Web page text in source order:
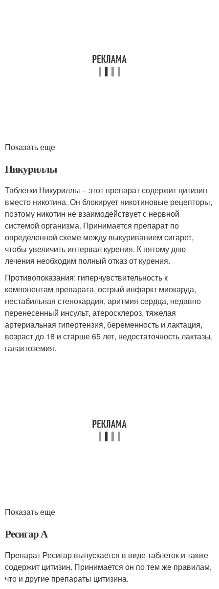
Показать еще
Никуриллы
Таблетки Никуриллы – этот препарат содержит цитизин
вместо никотина. Он блокирует никотиновые рецепторы,
поэтому никотин не взаимодействует с нервной
системой организма. Принимается препарат по
определенной схеме между выкуриванием сигарет,
чтобы увеличить интервал курения. К пятому дню
лечения необходим полный отказ от курения.
Противопоказания: гиперчувствительность к
компонентам препарата, острый инфаркт миокарда,
нестабильная стенокардия, аритмия сердца, недавно
перенесенный инсульт, атеросклероз, тяжелая
артериальная гипертензия, беременность и лактация,
возраст до 18 и старше 65 лет, недостаточность лактазы,
галактоземия.
Показать еще
Ресигар А
Препарат Ресигар выпускается в виде таблеток и также
содержит цитизин. Принимается он по тем же правилам,
что и другие препараты цитизина.